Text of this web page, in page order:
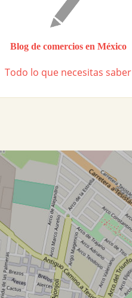
Blog de comercios en México
Todo lo que necesitas saber